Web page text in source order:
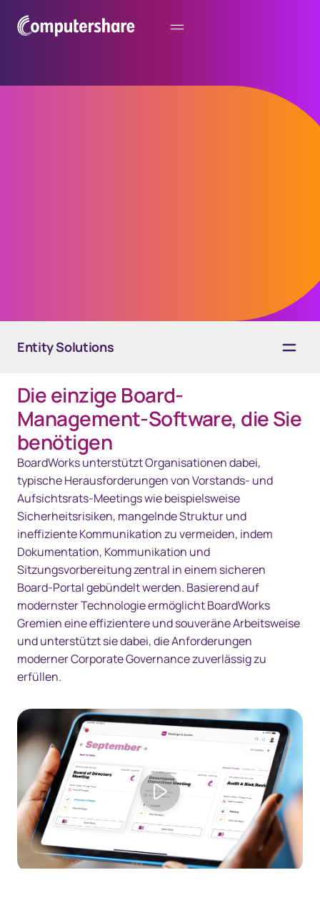
Entity Solutions
Übersicht
Lösungen
Technologie
Ressourcen
Kontakt
Play video
Die einzige Board-
Management-Software, die Sie
benötigen
BoardWorks unterstützt Organisationen dabei,
typische Herausforderungen von Vorstands- und
Aufsichtsrats-Meetings wie beispielsweise
Sicherheitsrisiken, mangelnde Struktur und
ineffiziente Kommunikation zu vermeiden, indem
Dokumentation, Kommunikation und
Sitzungsvorbereitung zentral in einem sicheren
Board‑Portal gebündelt werden. Basierend auf
modernster Technologie ermöglicht BoardWorks
Gremien eine effizientere und souveräne Arbeitsweise
und unterstützt sie dabei, die Anforderungen
moderner Corporate Governance zuverlässig zu
erfüllen.